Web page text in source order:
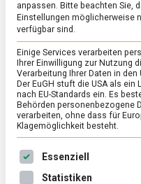
ERNÄHRUNG & GESUNDHEIT /
Eierlikör 2.0 –
1. April 2022 Johannes
Cremig, süß, mit
ist ein Relikt aus
anpassen. Bitte beachten Sie,
Einstellungen möglicherweise
verfügbar sind.
Einige Services verarbeiten
Ihrer Einwilligung zur Nutzung
Verarbeitung Ihrer Daten in den
Der EuGH stuft die USA als
nach EU-Standards ein. Es
Behörden personenbezogene
verarbeiten, ohne dass für
Klagemöglichkeit besteht.
Es folgt eine Liste der
Essenziell
Statistiken